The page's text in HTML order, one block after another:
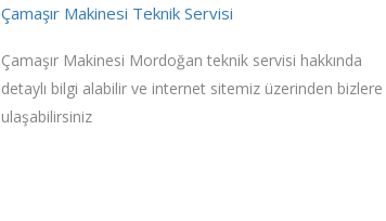
Çamaşır Makinesi Teknik Servisi
Çamaşır Makinesi Mordoğan teknik servisi hakkında
detaylı bilgi alabilir ve internet sitemiz üzerinden bizlere
ulaşabilirsiniz